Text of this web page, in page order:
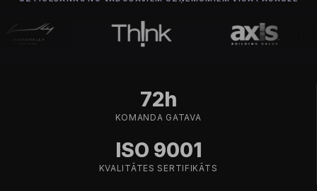
72h
KOMANDA GATAVA
ISO 9001
KVALITĀTES SERTIFIKĀTS